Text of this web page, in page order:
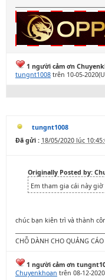
1 người cảm ơn
tungnt1008 trên 10-05-
tungnt1008
Đã gửi : 18/05/2020 lúc
Originally Posted by:
Em tham gia cái này
chúc bạn kiên trì và thành
CHỖ DÀNH CHO QUẢNG CÁO
1 người cảm ơn
Chuyenkhoan trên 08-12-